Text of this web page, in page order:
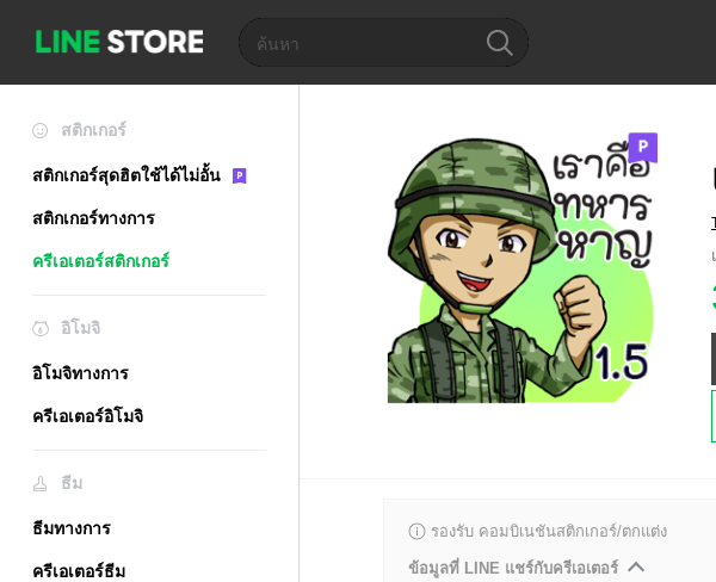
สติกเกอร์
สติกเกอร์สุดฮิตใช้ได้ไม่อั้น
สติกเกอร์ทางการ
ครีเอเตอร์สติกเกอร์
อิโมจิ
อิโมจิทางการ
ครีเอเตอร์อิโมจิ
ธีม
ธีมทางการ
ครีเอเตอร์ธีม
รองรับ คอมบิเนชันสติกเกอร์/ตกแต่ง
ข้อมูลที่ LINE แชร์กับครีเอเตอร์